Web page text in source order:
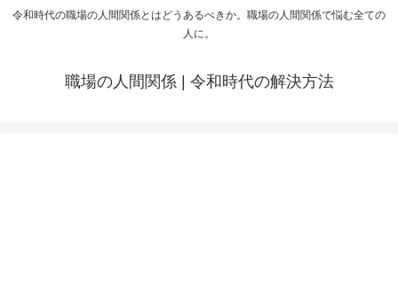
令和時代の職場の人間関係とはどうあるべきか。職場の人間関係で悩む全ての
人に。
職場の人間関係 | 令和時代の解決方法